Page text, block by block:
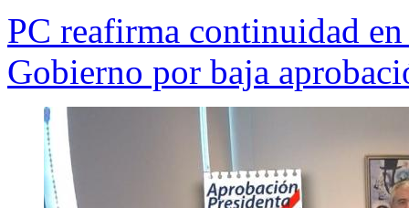
PC reafirma continuidad
Gobierno por baja